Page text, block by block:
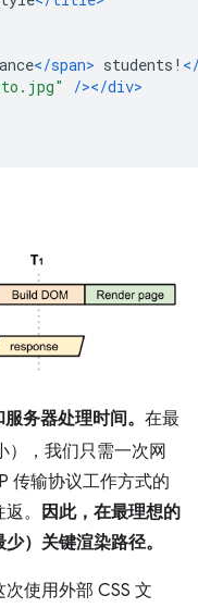
</span> students!
/></div>
务器处理时间。 在最
），我们只需一次网
传输协议工作方式的
。
因此，在最理想的
）关键渲染路径。
使用外部 CSS 文